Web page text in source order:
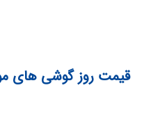
قیمت روز گوشی های موبایل